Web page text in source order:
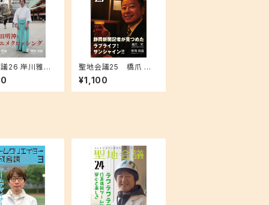
26 岸川雅範
社 権禰宜）「神
アニメクロッシ
聖地会議25 橋爪 充
（静岡新聞 東部総局 副
部長）「静岡新聞記者が
見つめた ラブライブ！サ
¥1,100